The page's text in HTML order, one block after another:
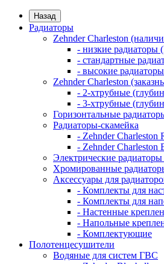
Назад
Радиаторы
Zehnder Charleston
- низкие радиаторы
- стандартные
- высокие
Zehnder Charleston
- 2-хтрубные
- 3-хтрубные
Горизонтальные
Радиаторы-скамейка
- Zehnder Charleston
- Zehnder Charleston
Электрические радиаторы
Хромированные
Аксессуары для
- Комплекты для
- Комплекты для
- Настенные
- Напольные
- Комплектующие
Полотенцесушители
Водяные для систем ГВС